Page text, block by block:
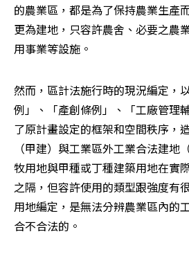
的農業區，都是為了保持農業生產
更為建地，只容許農舍、必要之農
用事業等設施。
然而，區計法施行時的現況編定，
例」、「產創條例」、「工廠管理
了原計畫設定的框架和空間秩序，
（甲建）與工業區外工業合法建地
牧用地與甲種或丁種建築用地在實
之隔，但容許使用的類型跟強度有
用地編定，是無法分辨農業區內的
合不合法的。